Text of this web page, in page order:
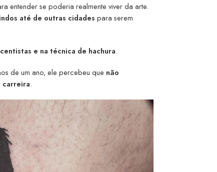
entender se poderia realmente viver da arte.
até de outras cidades para serem
e na técnica de hachura.
de um ano, ele percebeu que não
carreira.